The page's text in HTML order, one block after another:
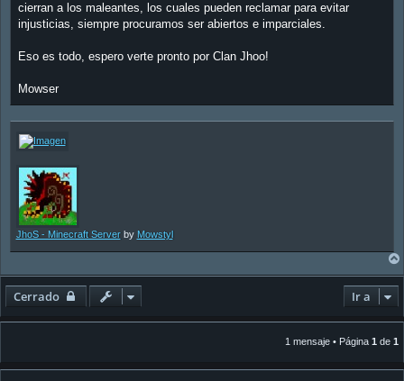
cierran a los maleantes, los cuales pueden reclamar para evitar
injusticias, siempre procuramos ser abiertos e imparciales.
Eso es todo, espero verte pronto por Clan Jhoo!
Mowser
JhoS - Minecraft Serverby Mowstyl
Cerrado Ir a
1 mensaje • Página 1 de 1